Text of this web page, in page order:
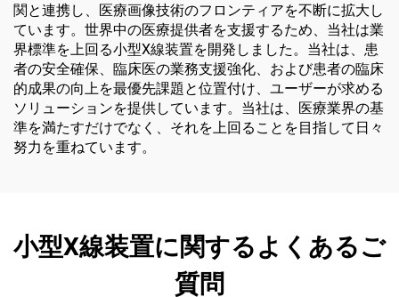
関と連携し、医療画像技術のフロンティアを不断に拡大し
ています。世界中の医療提供者を支援するため、当社は業
界標準を上回る小型X線装置を開発しました。当社は、患
者の安全確保、臨床医の業務支援強化、および患者の臨床
的成果の向上を最優先課題と位置付け、ユーザーが求める
ソリューションを提供しています。当社は、医療業界の基
準を満たすだけでなく、それを上回ることを目指して日々
努力を重ねています。
小型X線装置に関するよくあるご
質問